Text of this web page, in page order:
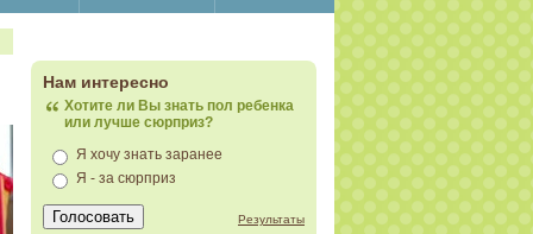
Нам интересно
Хотите ли Вы знать пол ребенка
или лучше сюрприз?
Я хочу знать заранее
Я - за сюрприз
Результаты